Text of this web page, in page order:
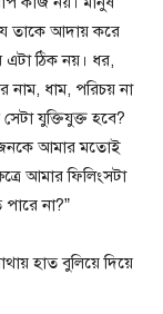
তাকে আদায় করে
ঠিক নয়। ধর,
ধাম, পরিচয় না
যুক্তিযুক্ত হবে?
আমার মতোই
আমার ফিলিংসটা
না?”
হাত বুলিয়ে দিয়ে